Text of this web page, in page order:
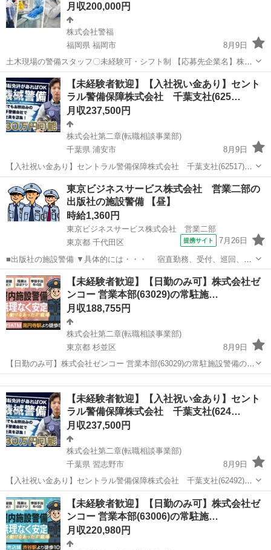
月収200,000円
株式会社警福
福岡県 福岡市
8月9日
土木現場の警備スタッフ〇未経験可・シフト制 【応募先企業名】株式
会社警福 【雇用形態】正社員 【職種】警備員・警備関連 【応募資
格】 ・日本語ネイティブレベルの方に限る ・仕事内容欄の■□求める
人材□■をご参照ください【仕...
福岡 福岡市 警備員 未経験
【未経験者歓迎】【入社祝い金あり】セント
ラル警備保障株式会社 千葉支社(625…
月収237,500円
株式会社第二章(転職相談事業部)
千葉県 浦安市
8月9日
【入社祝い金あり】セントラル警備保障株式会社 千葉支社(62517)の
機械警備の正社員 - 妙典駅 【応募先企業名】株式会社第二章(転職相談
事業部) 【雇用形態】正社員【人材紹介】 【職種】警備員・警備関連
【応募資格】 ...
千葉 警備員 未経験
東京ビジネスサービス株式会社 営業二部の
出版社の施設警備 【昼】
時給1,360円
東京ビジネスサービス株式会社 営業二部
東京都 千代田区
提携サイト 7月26日
■出版社の施設警備 ▼具体的には・・・ 宿直勤務、受付、巡回、立
哨（30分）、配送（郵便物等）など ■時給1,360円＋交通費規定内支給
※22時～翌5時は時給1,700円 月収例 227,800円 （1,360円×1...
東京 千代田区 警備員
【未経験者歓迎】【日勤のみ可】株式会社ゼ
ンコー 営業本部(63029)の常駐施…
月収188,755円
株式会社第二章(転職相談事業部)
東京都 杉並区
8月9日
【日勤のみ可】株式会社ゼンコー 営業本部(63029)の常駐施設警備の正
社員 - 新高円寺駅 【応募先企業名】株式会社第二章(転職相談事業部)
【雇用形態】正社員【人材紹介】 【職種】警備員・警備関連 【応募資
格】 ・年齢...
【未経験者歓迎】【入社祝い金あり】セント
ラル警備保障株式会社 千葉支社(624…
月収237,500円
株式会社第二章(転職相談事業部)
千葉県 習志野市
8月9日
【入社祝い金あり】セントラル警備保障株式会社 千葉支社(62492)の
機械警備の正社員 - 京成津田沼駅 【応募先企業名】株式会社第二章(転
職相談事業部) 【雇用形態】正社員【人材紹介】 【職種】警備員・警
備関連 【応募資...
千葉 習志野市 警備員 未経験
【未経験者歓迎】【日勤のみ可】株式会社ゼ
ンコー 営業本部(63006)の常駐施…
月収220,980円